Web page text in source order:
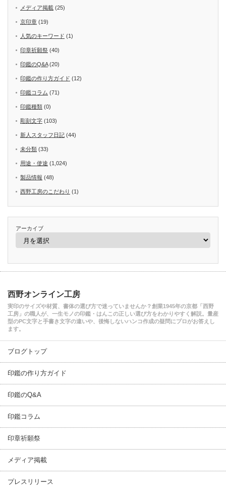
メディア掲載 (25)
京印章 (19)
人気のキーワード (1)
印章祈願祭 (40)
印鑑のQ&A(20)
印鑑の作り方ガイド (12)
印鑑コラム (71)
印鑑種類 (0)
彫刻文字 (103)
新人スタッフ日記 (44)
未分類 (33)
用途・使途 (1,024)
製品情報 (48)
西野工房のこだわり (1)
アーカイブ
西野オンライン工房
実印のサイズや材質、書体の選び方で迷っていませんか？創業1945年の京都「西野
工房」の職人が、一生モノの印鑑・はんこの正しい選び方をわかりやすく解説。量産
型のPC文字と手書き文字の違いや、後悔しないハンコ作成の疑問にプロがお答えし
ます。
ブログトップ
印鑑の作り方ガイド
印鑑のQ&A
印鑑コラム
印章祈願祭
メディア掲載
プレスリリース